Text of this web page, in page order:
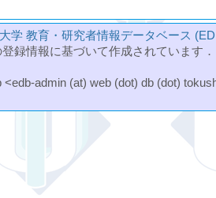
学 教育・研究者情報データベース
登録情報に基づいて作成されています
admin (at) web (dot) db (dot)